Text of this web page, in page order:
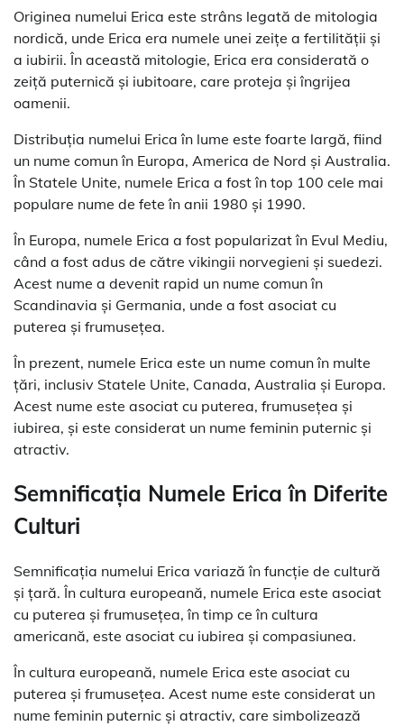
Originea numelui Erica este strâns legată de mitologia
nordică, unde Erica era numele unei zeițe a fertilității și
a iubirii. În această mitologie, Erica era considerată o
zeiță puternică și iubitoare, care proteja și îngrijea
oamenii.
Distribuția numelui Erica în lume este foarte largă, fiind
un nume comun în Europa, America de Nord și Australia.
În Statele Unite, numele Erica a fost în top 100 cele mai
populare nume de fete în anii 1980 și 1990.
În Europa, numele Erica a fost popularizat în Evul Mediu,
când a fost adus de către vikingii norvegieni și suedezi.
Acest nume a devenit rapid un nume comun în
Scandinavia și Germania, unde a fost asociat cu
puterea și frumusețea.
În prezent, numele Erica este un nume comun în multe
țări, inclusiv Statele Unite, Canada, Australia și Europa.
Acest nume este asociat cu puterea, frumusețea și
iubirea, și este considerat un nume feminin puternic și
atractiv.
Semnificația Numele Erica în Diferite
Culturi
Semnificația numelui Erica variază în funcție de cultură
și țară. În cultura europeană, numele Erica este asociat
cu puterea și frumusețea, în timp ce în cultura
americană, este asociat cu iubirea și compasiunea.
În cultura europeană, numele Erica este asociat cu
puterea și frumusețea. Acest nume este considerat un
nume feminin puternic și atractiv, care simbolizează